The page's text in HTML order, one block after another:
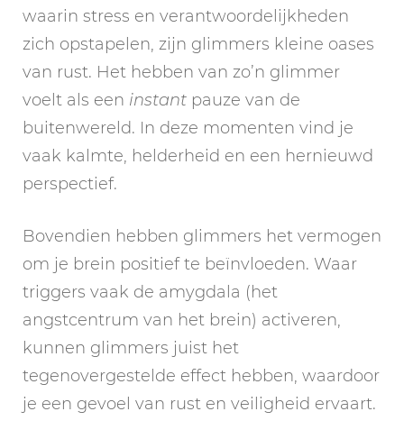
waarin stress en verantwoordelijkheden
zich opstapelen, zijn glimmers kleine oases
van rust. Het hebben van zo’n glimmer
voelt als een instant pauze van de
buitenwereld. In deze momenten vind je
vaak kalmte, helderheid en een hernieuwd
perspectief.
Bovendien hebben glimmers het vermogen
om je brein positief te beïnvloeden. Waar
triggers vaak de amygdala (het
angstcentrum van het brein) activeren,
kunnen glimmers juist het
tegenovergestelde effect hebben, waardoor
je een gevoel van rust en veiligheid ervaart.